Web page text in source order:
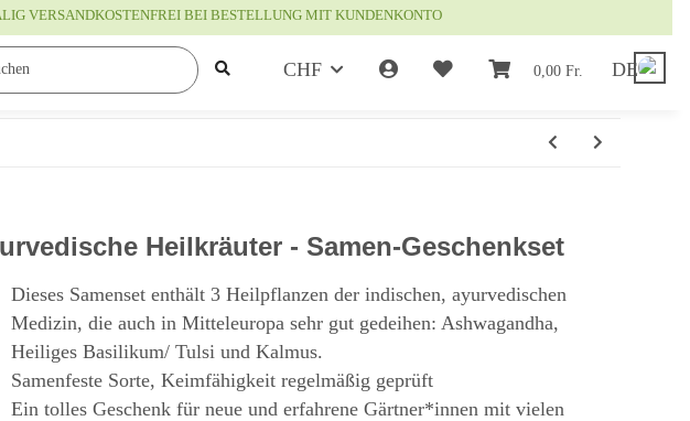
VERSANDKOSTENFREI BEI BESTELLUNG MIT KUNDENKONTO
CHF 0,00 Fr. DE
Heilkräuter - Samen-Geschenkset
Dieses Samenset enthält 3 Heilpflanzen der indischen, ayurvedischen
Medizin, die auch in Mitteleuropa sehr gut gedeihen: Ashwagandha,
Heiliges Basilikum/ Tulsi und Kalmus.
Samenfeste Sorte, Keimfähigkeit regelmäßig geprüft
Ein tolles Geschenk für neue und erfahrene Gärtner*innen mit vielen